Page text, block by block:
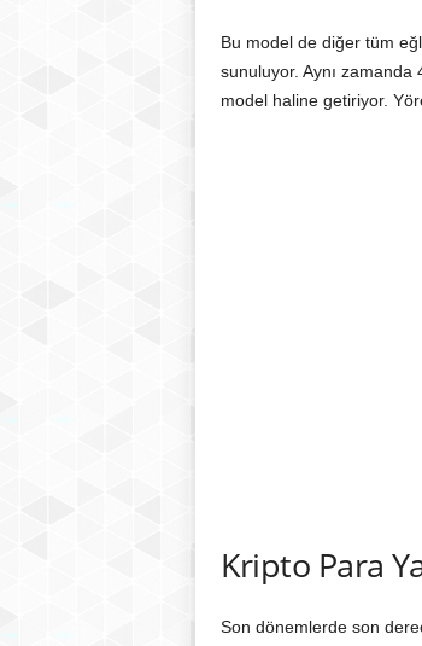
Bu model de diğer tüm
sunuluyor. Aynı
model haline getiriyor.
Kripto Para
Son dönemlerde son